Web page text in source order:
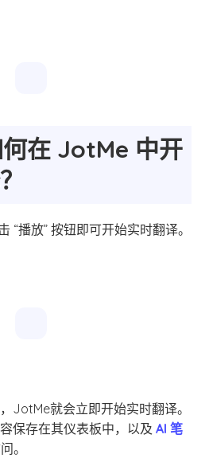
在 JotMe 中开
“播放” 按钮即可开始实时翻译。
JotMe就会立即开始实时翻译。
保存在其仪表板中，以及AI 笔
。